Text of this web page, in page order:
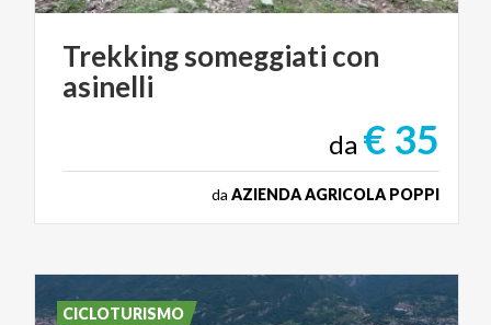
Trekkingsomeggiati con
asinelli
da € 35
da AZIENDA AGRICOLA POPPI
CICLOTURISMO